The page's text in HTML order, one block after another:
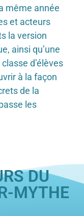
même année
et acteurs
la version
ainsi qu’une
d’élèves
à la façon
de la
les
DU
MYTHE